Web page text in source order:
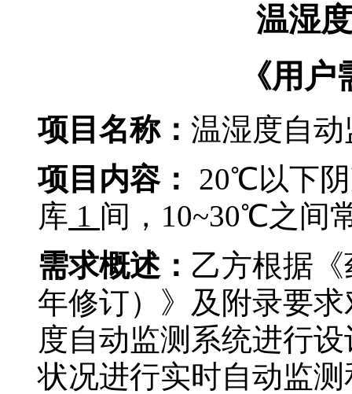
温湿
《用
项目名称： 温湿度自
项目内容： 20℃以下
库 1 间，10~30℃之间
需求概述： 乙方根据
年修订）》及附录要
度自动监测系统进行
状况进行实时自动监